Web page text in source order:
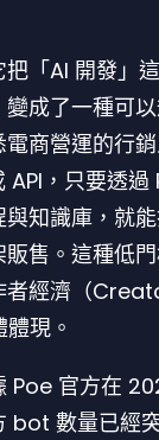
「AI 開發」
成了一種可
商營運的行
，只要透過
知識庫，就
售。這種低
者經濟（
現。
Poe 官方在
bot 數量已經